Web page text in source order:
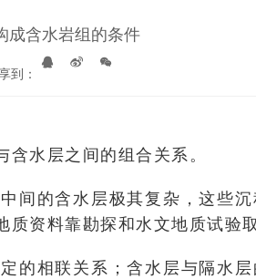
成含水岩组的条件
到：
水层之间的组合关系。
间的含水层极其复杂，这些
资料靠勘探和水文地质试验
的相联关系；含水层与隔水